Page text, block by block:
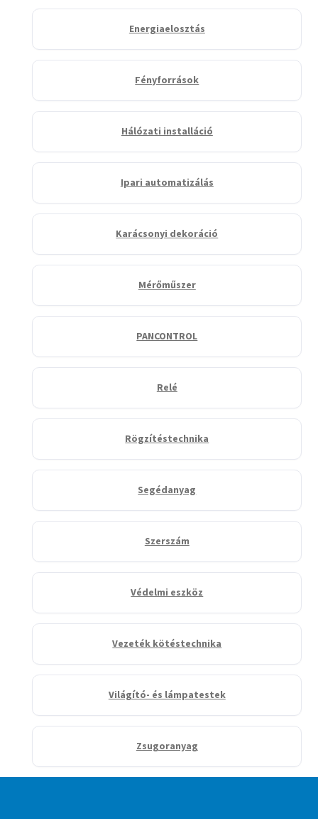
Energiaelosztás
Fényforrások
Hálózati installáció
Ipari automatizálás
Karácsonyi dekoráció
Mérőműszer
PANCONTROL
Relé
Rögzítéstechnika
Segédanyag
Szerszám
Védelmi eszköz
Vezeték kötéstechnika
Világító- és lámpatestek
Zsugoranyag